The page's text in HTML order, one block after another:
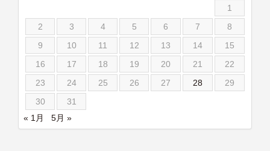
1
2
3 4 5 6 7
8
9
10 11 12 13 14
15
16
17 18 19 20 21
22
23
24 25 26 27 28
29
30
31
« 1月
5月 »